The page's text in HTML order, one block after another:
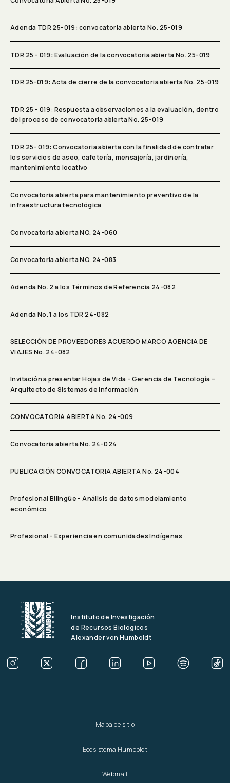
Adenda TDR 25-019: convocatoria abierta No. 25-019
TDR 25 - 019: Evaluación de la convocatoria abierta No. 25-019
TDR 25-019: Acta de cierre de la convocatoria abierta No. 25-019
TDR 25 - 019: Respuesta a observaciones a la evaluación, dentro
del proceso de convocatoria abierta No. 25-019
TDR 25- 019: Convocatoria abierta con la finalidad de contratar
los servicios de aseo, cafetería, mensajería, jardinería,
mantenimiento locativo
Convocatoria abierta para mantenimiento preventivo de la
infraestructura tecnológica
Convocatoria abierta NO. 24-060
Convocatoria abierta NO. 24-083
Adenda No. 2 a los Términos de Referencia 24-082
Adenda No. 1 a los TDR 24-082
SELECCIÓN DE PROVEEDORES ACUERDO MARCO AGENCIA DE
VIAJES No. 24-082
Invitación a presentar Hojas de Vida - Gerencia de Tecnología –
Arquitecto de Sistemas de Información
CONVOCATORIA ABIERTA No. 24-009
Convocatoria abierta No. 24-024
PUBLICACIÓN CONVOCATORIA ABIERTA No. 24-004
Profesional Bilingüe - Análisis de datos modelamiento
económico
Profesional - Experiencia en comunidades Indígenas
Instituto de Investigación
de Recursos Biológicos
Alexander von Humboldt
Mapa de sitio
Ecosistema Humboldt
Webmail